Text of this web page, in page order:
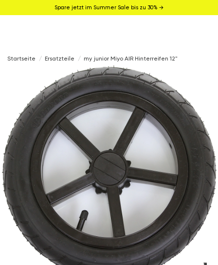
Spare jetzt im Summer Sale bis zu 30% →
Startseite Ersatzteile my junior Miyo AIR Hinterreifen 12"